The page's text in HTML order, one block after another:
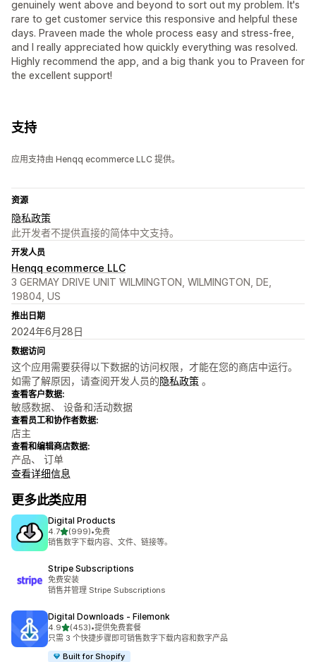
genuinely went above and beyond to sort out my problem. It's
rare to get customer service this responsive and helpful these
days. Praveen made the whole process easy and stress-free,
and I really appreciated how quickly everything was resolved.
Highly recommend the app, and a big thank you to Praveen for
the excellent support!
支持
应用支持由 Henqq ecommerce LLC 提供。
资源
隐私政策
此开发者不提供直接的简体中文支持。
开发人员
Henqq ecommerce LLC
3 GERMAY DRIVE UNIT WILMINGTON, WILMINGTON, DE,
19804, US
推出日期
2024年6月28日
数据访问
这个应用需要获得以下数据的访问权限，才能在您的商店中运行。
如需了解原因，请查阅开发人员的隐私政策 。
查看客户数据:
敏感数据、 设备和活动数据
查看员工和协作者数据:
店主
查看和编辑商店数据:
产品、 订单
查看详细信息
更多此类应用
Digital Products
4.7星（满分 5 星）
(999)
总共 999 条评论
•免费
销售数字下载内容、文件、链接等。
Stripe Subscriptions
免费安装
销售并管理 Stripe Subscriptions
Digital Downloads ‑ Filemonk
4.9星（满分 5 星）
(453)
总共 453 条评论
•提供免费套餐
只需 3 个快捷步骤即可销售数字下载内容和数字产品
Built for Shopify